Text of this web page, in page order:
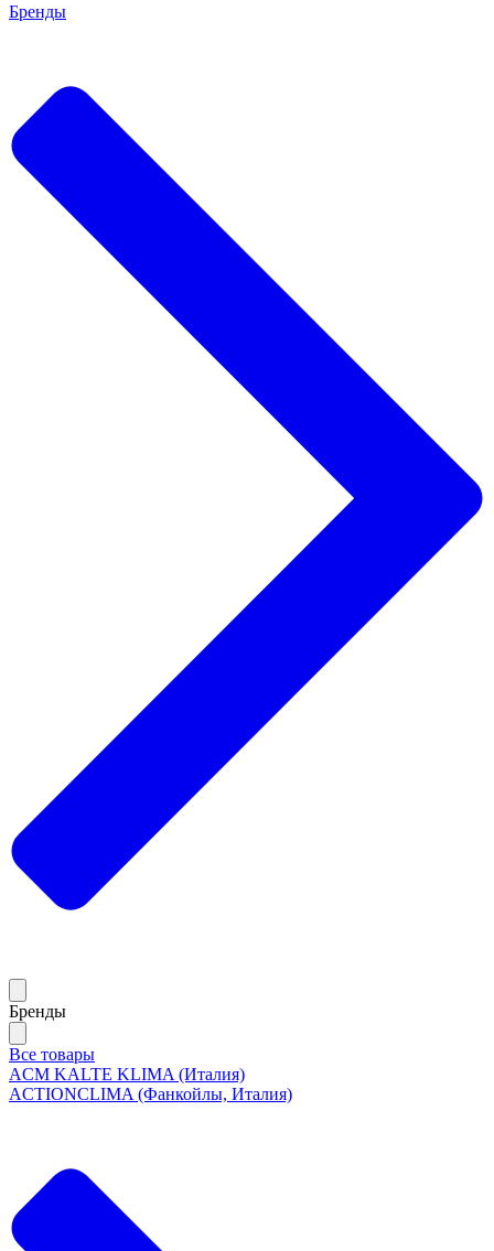
Бренды
Бренды
Все товары
ACM KALTE KLIMA (Италия)
ACTIONCLIMA (Фанкойлы, Италия)